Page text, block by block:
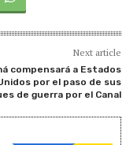
Next article
compensará a Estados
por el paso de sus
de guerra por el Canal